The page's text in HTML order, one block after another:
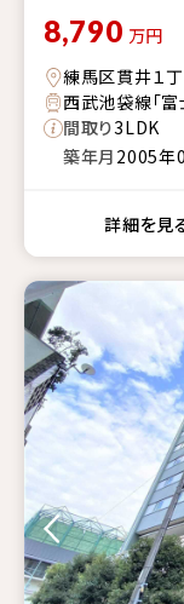
8,790 万円
練馬区貫井１
西武池袋線「
間取り3LDK
築年月 2005年
詳細を見